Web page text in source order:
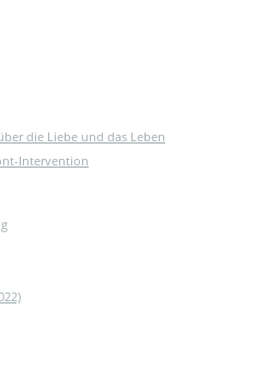
die Liebe und das Leben
Intervention